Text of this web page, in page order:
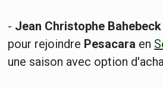
- Jean Christophe Bahebeck
pour rejoindre Pesacara en
une saison avec option